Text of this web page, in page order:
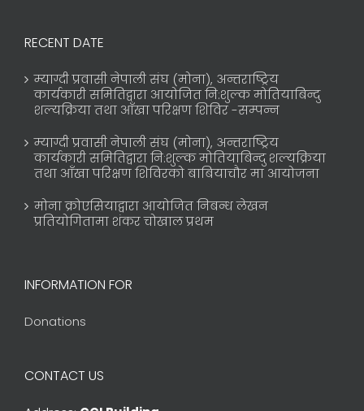
RECENT DATE
म्याग्दी प्रवासी नेपाली संघ (मोना), अन्तराष्ट्रिय
कार्यकारी समितिद्वारा आयोजित नि:शुल्क मोतियाबिन्दु
शल्यक्रिया तथा आँखा परिक्षण शिविर -सम्पन्न
म्याग्दी प्रवासी नेपाली संघ (मोना), अन्तराष्ट्रिय
कार्यकारी समितिद्वारा नि:शुल्क मोतियाबिन्दु शल्यक्रिया
तथा आँखा परिक्षण शिविरको बाबियाचौर मा आयोजना
मोना क्रोएसियाद्वारा आयोजित निबन्ध लेखन
प्रतियोगितामा शंकर चोखाल प्रथम
INFORMATION FOR
Donations
CONTACT US